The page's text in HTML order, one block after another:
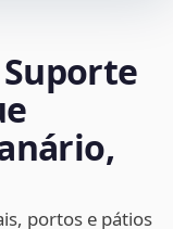
portos e pátios